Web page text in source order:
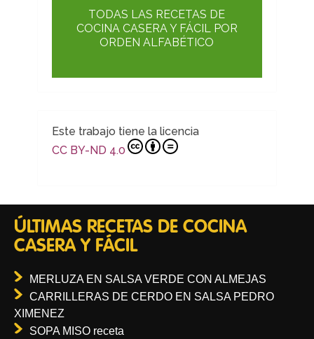
TODAS LAS RECETAS DE
COCINA CASERA Y FÁCIL POR
ORDEN ALFABÉTICO
Este trabajo tiene la licencia
CC BY-ND 4.0
ÚLTIMAS RECETAS DE COCINA
CASERA Y FÁCIL
MERLUZA EN SALSA VERDE CON ALMEJAS
CARRILLERAS DE CERDO EN SALSA PEDRO
XIMENEZ
SOPA MISO receta